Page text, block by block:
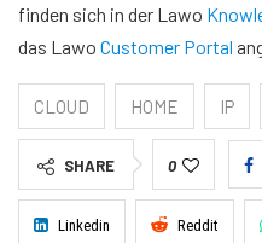
finden sich in der Lawo
das Lawo Customer Portal
CLOUD HOME IP
SHARE 0
Linkedin Reddit